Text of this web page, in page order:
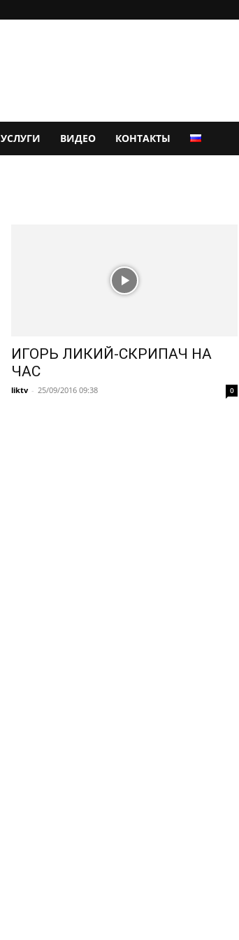
УСЛУГИ ВИДЕО КОНТАКТЫ
ИГОРЬ ЛИКИЙ-СКРИПАЧ НА
ЧАС
liktv - 25/09/2016 09:38 0